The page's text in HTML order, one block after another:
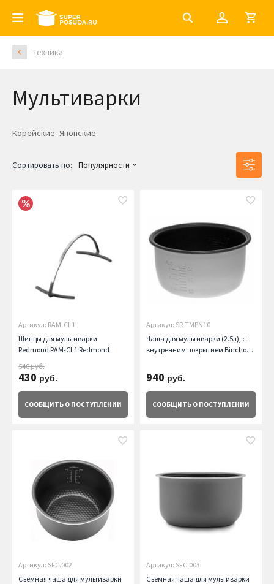
Техника
Мультиварки
Корейские Японские
Сортировать по: Популярности
Артикул: RAM-CL1
Щипцы для мультиварки
Redmond RAM-CL1 Redmond
540руб.
430 руб.
СООБЩИТЬ О ПОСТУПЛЕНИИ
Артикул: SR-TMPN10
Чаша для мультиварки (2.5л), с
внутренним покрытием Bincho
940 руб.
СООБЩИТЬ О ПОСТУПЛЕНИИ
Артикул: SFC.002
Съемная чаша для мультиварки
Артикул: SFC.003
Съемная чаша для мультиварки